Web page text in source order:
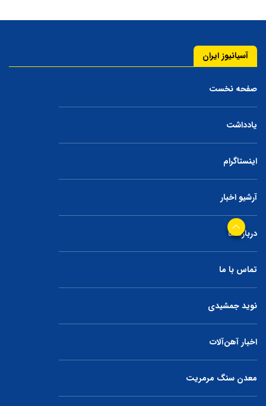
آسیانیوز ایران
صفحه نخست
یادداشت
اینستاگرام
آرشیو اخبار
درباره ما
تماس با ما
نوید جمشیدی
اخبار آهن‌آلات
معدن سنگ مرمریت